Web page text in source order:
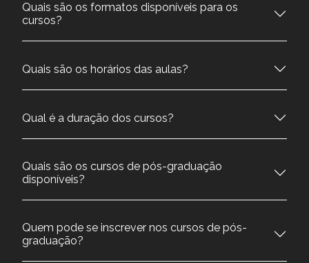
Quais são os formatos disponíveis para os
cursos?
Quais são os horários das aulas?
Qual é a duração dos cursos?
Quais são os cursos de pós-graduação
disponíveis?
Quem pode se inscrever nos cursos de pós-
graduação?